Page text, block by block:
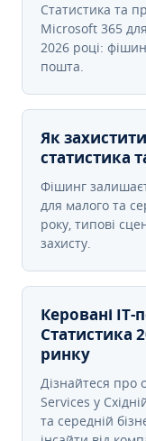
Статистика та
Microsoft 365
2026 році:
пошта.
Як
статистика
Фішинг
для малого та
року, типові
захисту.
Керовані ІТ-
Статистика
ринку
Дізнайтеся про
Services у
та середній